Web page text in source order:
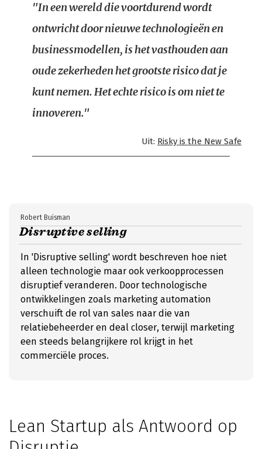
"In een wereld die voortdurend wordt
ontwricht door nieuwe technologieën en
businessmodellen, is het vasthouden aan
oude zekerheden het grootste risico dat je
kunt nemen. Het echte risico is om niet te
innoveren."
Uit: Risky is the New Safe
Disruptive selling
Robert Buisman
In 'Disruptive selling' wordt beschreven hoe niet
alleen technologie maar ook verkoopprocessen
disruptief veranderen. Door technologische
ontwikkelingen zoals marketing automation
verschuift de rol van sales naar die van
relatiebeheerder en deal closer, terwijl marketing
een steeds belangrijkere rol krijgt in het
commerciële proces.
Lean Startup als Antwoord op